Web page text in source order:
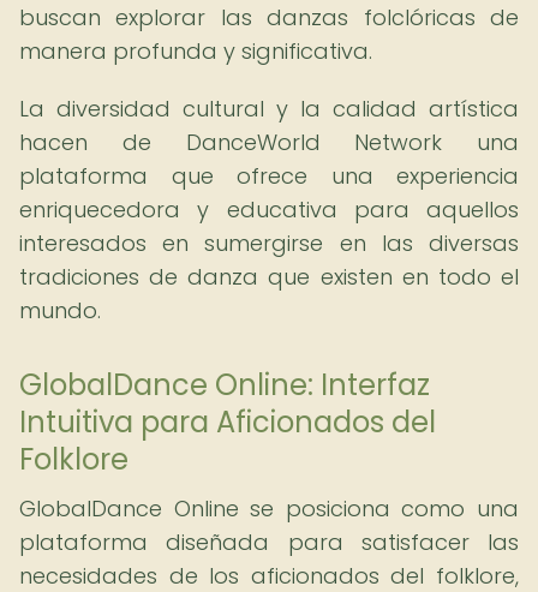
buscan explorar las danzas folclóricas de
manera profunda y significativa.
La diversidad cultural y la calidad artística
hacen de DanceWorld Network una
plataforma que ofrece una experiencia
enriquecedora y educativa para aquellos
interesados en sumergirse en las diversas
tradiciones de danza que existen en todo el
mundo.
GlobalDance Online: Interfaz
Intuitiva para Aficionados del
Folklore
GlobalDance Online se posiciona como una
plataforma diseñada para satisfacer las
necesidades de los aficionados del folklore,